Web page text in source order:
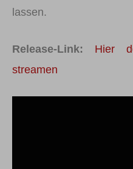
lassen.
Release-Link:
Hier
streamen